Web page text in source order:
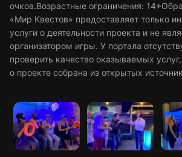
очков.Возрастные ограничения:
«Мир Квестов» предоставляет только
услуги о деятельности проекта и не
организатором игры. У портала
проверить качество оказываемых
о проекте собрана из открытых